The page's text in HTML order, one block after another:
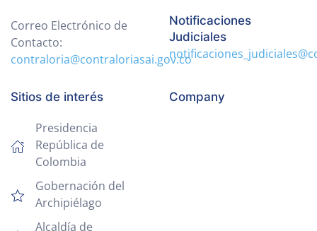
Correo Electrónico de
Contacto:
contraloria@contraloriasai.gov.co
Notificaciones
Judiciales
Sitios de interés
Presidencia
República de
Colombia
Gobernación del
Archipiélago
Alcaldía de
Company